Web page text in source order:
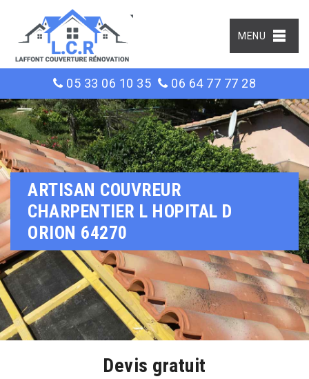
MENU
05 33 06 10 35 06 64 77 77 28
ARTISAN COUVREUR
CHARPENTIER L HOPITAL D
ORION 64270
Devis gratuit